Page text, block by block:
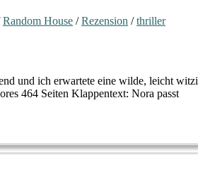
Random House /Rezension /thriller
und ich erwartete eine wilde, leicht
464 Seiten Klappentext: Nora passt